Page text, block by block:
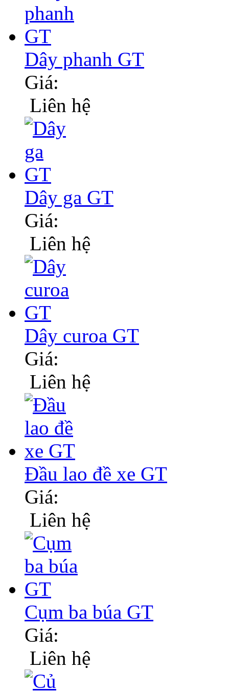
Dây phanh GT
Giá:
Liên hệ
Dây ga GT
Giá:
Liên hệ
Dây curoa GT
Giá:
Liên hệ
Đầu lao đề xe GT
Giá:
Liên hệ
Cụm ba búa GT
Giá:
Liên hệ